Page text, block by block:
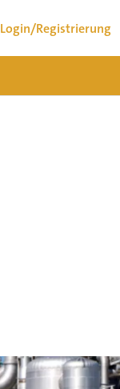
Login/Registrierung